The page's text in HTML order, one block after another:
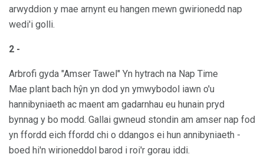
arwyddion y mae arnynt eu hangen mewn gwirionedd nap
wedi'i golli.
2 -
Arbrofi gyda "Amser Tawel" Yn hytrach na Nap Time
Mae plant bach hŷn yn dod yn ymwybodol iawn o'u
hannibyniaeth ac maent am gadarnhau eu hunain pryd
bynnag y bo modd. Gallai gwneud stondin am amser nap fod
yn ffordd eich ffordd chi o ddangos ei hun annibyniaeth -
boed hi'n wirioneddol barod i roi'r gorau iddi.